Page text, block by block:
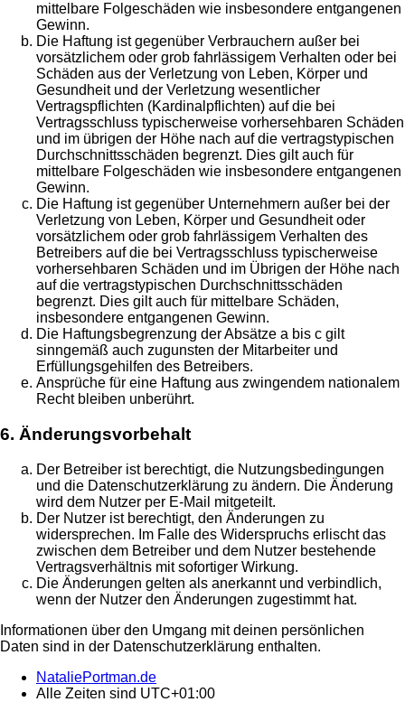
mittelbare Folgeschäden wie insbesondere entgangenen
Gewinn.
Die Haftung ist gegenüber Verbrauchern außer bei
vorsätzlichem oder grob fahrlässigem Verhalten oder bei
Schäden aus der Verletzung von Leben, Körper und
Gesundheit und der Verletzung wesentlicher
Vertragspflichten (Kardinalpflichten) auf die bei
Vertragsschluss typischerweise vorhersehbaren Schäden
und im übrigen der Höhe nach auf die vertragstypischen
Durchschnittsschäden begrenzt. Dies gilt auch für
mittelbare Folgeschäden wie insbesondere entgangenen
Gewinn.
Die Haftung ist gegenüber Unternehmern außer bei der
Verletzung von Leben, Körper und Gesundheit oder
vorsätzlichem oder grob fahrlässigem Verhalten des
Betreibers auf die bei Vertragsschluss typischerweise
vorhersehbaren Schäden und im Übrigen der Höhe nach
auf die vertragstypischen Durchschnittsschäden
begrenzt. Dies gilt auch für mittelbare Schäden,
insbesondere entgangenen Gewinn.
Die Haftungsbegrenzung der Absätze a bis c gilt
sinngemäß auch zugunsten der Mitarbeiter und
Erfüllungsgehilfen des Betreibers.
Ansprüche für eine Haftung aus zwingendem nationalem
Recht bleiben unberührt.
6. Änderungsvorbehalt
Der Betreiber ist berechtigt, die Nutzungsbedingungen
und die Datenschutzerklärung zu ändern. Die Änderung
wird dem Nutzer per E-Mail mitgeteilt.
Der Nutzer ist berechtigt, den Änderungen zu
widersprechen. Im Falle des Widerspruchs erlischt das
zwischen dem Betreiber und dem Nutzer bestehende
Vertragsverhältnis mit sofortiger Wirkung.
Die Änderungen gelten als anerkannt und verbindlich,
wenn der Nutzer den Änderungen zugestimmt hat.
Informationen über den Umgang mit deinen persönlichen
Daten sind in der Datenschutzerklärung enthalten.
NataliePortman.de
Alle Zeiten sind UTC+01:00